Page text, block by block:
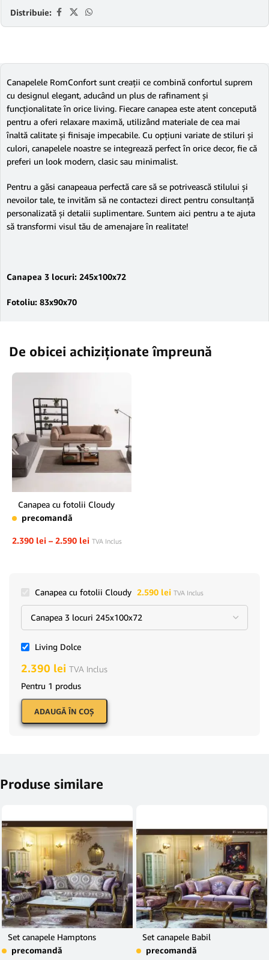
Distribuie:
Canapelele RomConfort sunt creații ce combină confortul suprem
cu designul elegant, aducând un plus de rafinament și
funcționalitate în orice living. Fiecare canapea este atent concepută
pentru a oferi relaxare maximă, utilizând materiale de cea mai
înaltă calitate și finisaje impecabile. Cu opțiuni variate de stiluri și
culori, canapelele noastre se integrează perfect în orice decor, fie că
preferi un look modern, clasic sau minimalist.
Pentru a găsi canapeaua perfectă care să se potrivească stilului și
nevoilor tale, te invităm să ne contactezi direct pentru consultanță
personalizată și detalii suplimentare. Suntem aici pentru a te ajuta
să transformi visul tău de amenajare în realitate!
Canapea 3 locuri: 245x100x72
Fotoliu: 83x90x70
De obicei achiziționate împreună
Canapea cu fotolii Cloudy
precomandă
2.390 lei – 2.590 lei TVA Inclus
Canapea cu fotolii Cloudy 2.590 lei TVA Inclus
Living Dolce
2.390 lei TVA Inclus
Pentru 1 produs
ADAUGĂ ÎN COŞ
Produse similare
Set canapele Hamptons
precomandă
Set canapele Babil
precomandă